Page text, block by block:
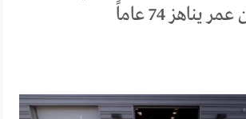
يناهز 74 عاماً